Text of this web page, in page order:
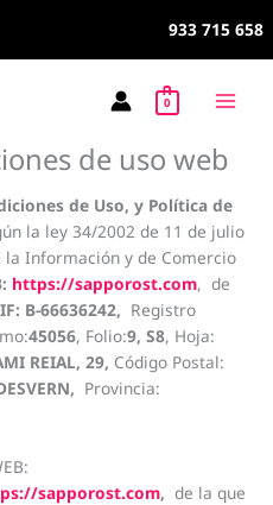
933 715 658
0
de uso web
de Uso, y Política de
la ley 34/2002 de 11 de julio
la Información y de Comercio
https://sapporost.com, de
B-66636242, Registro
45056, Folio:9, S8, Hoja:
REIAL, 29, Código Postal:
Provincia:
sapporost.com,de la que